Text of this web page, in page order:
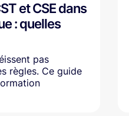
et CSE dans
: quelles
pas
règles. Ce guide